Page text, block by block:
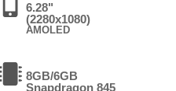
6.28"
(2280x1080)
AMOLED
8GB/6GB
Snapdragon 845